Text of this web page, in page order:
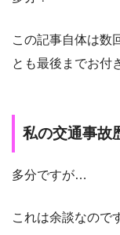
この記事自体は数
とも最後までお付
私の交通事故
多分ですが…
これは余談なので